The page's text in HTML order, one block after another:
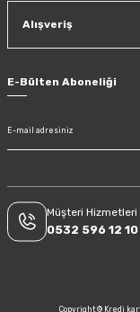
Alışveriş
E-Bülten Aboneliği
Müşteri Hizmetleri
0532 596 12 10
Copyright © Kredi